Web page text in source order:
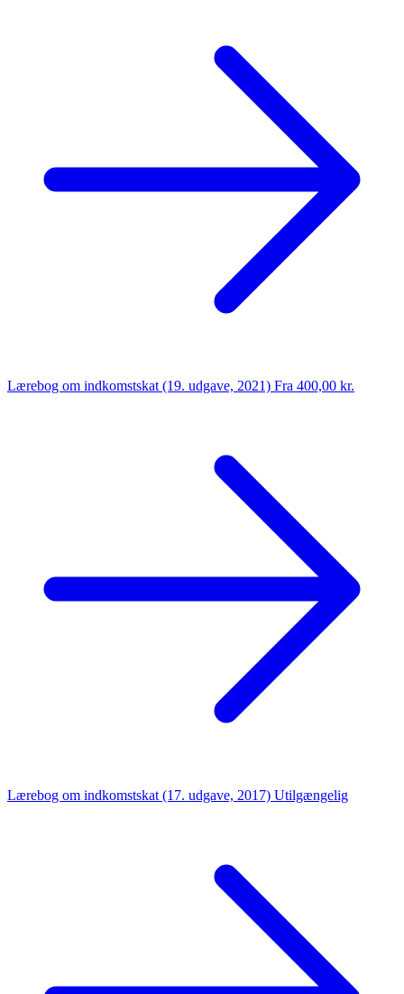
Lærebog om indkomstskat (19. udgave, 2021) Fra 400,00 kr.
Lærebog om indkomstskat (17. udgave, 2017) Utilgængelig